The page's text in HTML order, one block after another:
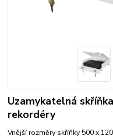
Uzamykatelná
rekordéry
Vnější rozměry skříňky 500 x